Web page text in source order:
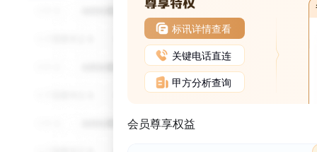
标讯详情查看
关键电话直连
甲方分析查询
会员尊享权益